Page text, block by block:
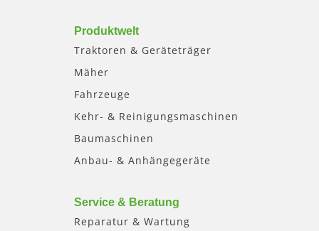
Produktwelt
Traktoren & Geräteträger
Mäher
Fahrzeuge
Kehr- & Reinigungsmaschinen
Baumaschinen
Anbau- & Anhängegeräte
Service & Beratung
Reparatur & Wartung